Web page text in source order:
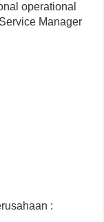
operational
Manager
: